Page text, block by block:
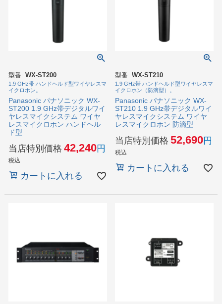
型番: WX-ST200
1.9 GHz帯 ハンドヘルド型ワイヤレスマ
イクロホン。
Panasonic パナソニック WX-
ST200 1.9 GHz帯デジタルワイ
ヤレスマイクシステム ワイヤ
レスマイクロホン ハンドヘル
ド型
当店特別価格 42,240
税込
カートに入れる
型番: WX-ST210
1.9 GHz帯 ハンドヘルド型ワイヤレスマ
イクロホン（防滴型）。
Panasonic パナソニック WX-
ST210 1.9 GHz帯デジタルワイ
ヤレスマイクシステム ワイヤ
レスマイクロホン 防滴型
当店特別価格 52,690
税込
カートに入れる